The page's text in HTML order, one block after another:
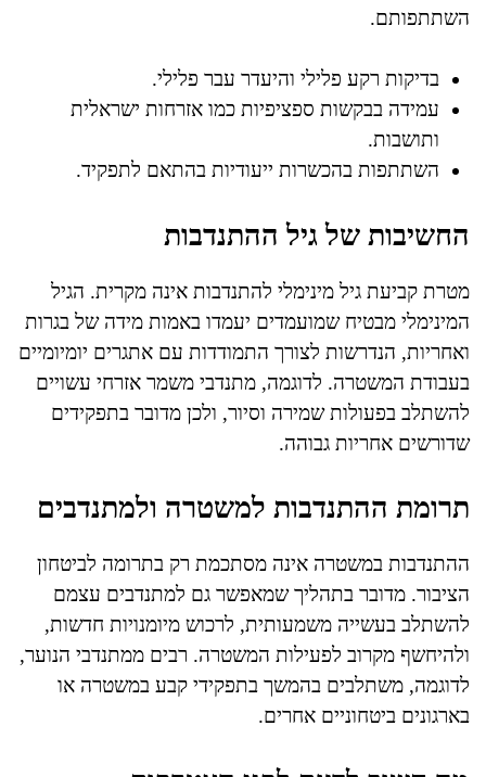
השתתפותם.
בדיקות רקע פלילי והיעדר עבר פלילי.
עמידה בבקשות ספציפיות כמו אזרחות ישראלית
ותושבות.
השתתפות בהכשרות ייעודיות בהתאם לתפקיד.
החשיבות של גיל ההתנדבות
מטרת קביעת גיל מינימלי להתנדבות אינה מקרית. הגיל
המינימלי מבטיח שמועמדים יעמדו באמות מידה של בגרות
ואחריות, הנדרשות לצורך התמודדות עם אתגרים יומיומיים
בעבודת המשטרה. לדוגמה, מתנדבי משמר אזרחי עשויים
להשתלב בפעולות שמירה וסיור, ולכן מדובר בתפקידים
שדורשים אחריות גבוהה.
תרומת ההתנדבות למשטרה ולמתנדבים
ההתנדבות במשטרה אינה מסתכמת רק בתרומה לביטחון
הציבור. מדובר בתהליך שמאפשר גם למתנדבים עצמם
להשתלב בעשייה משמעותית, לרכוש מיומנויות חדשות,
ולהיחשף מקרוב לפעילות המשטרה. רבים ממתנדבי הנוער,
לדוגמה, משתלבים בהמשך בתפקידי קבע במשטרה או
בארגונים ביטחוניים אחרים.